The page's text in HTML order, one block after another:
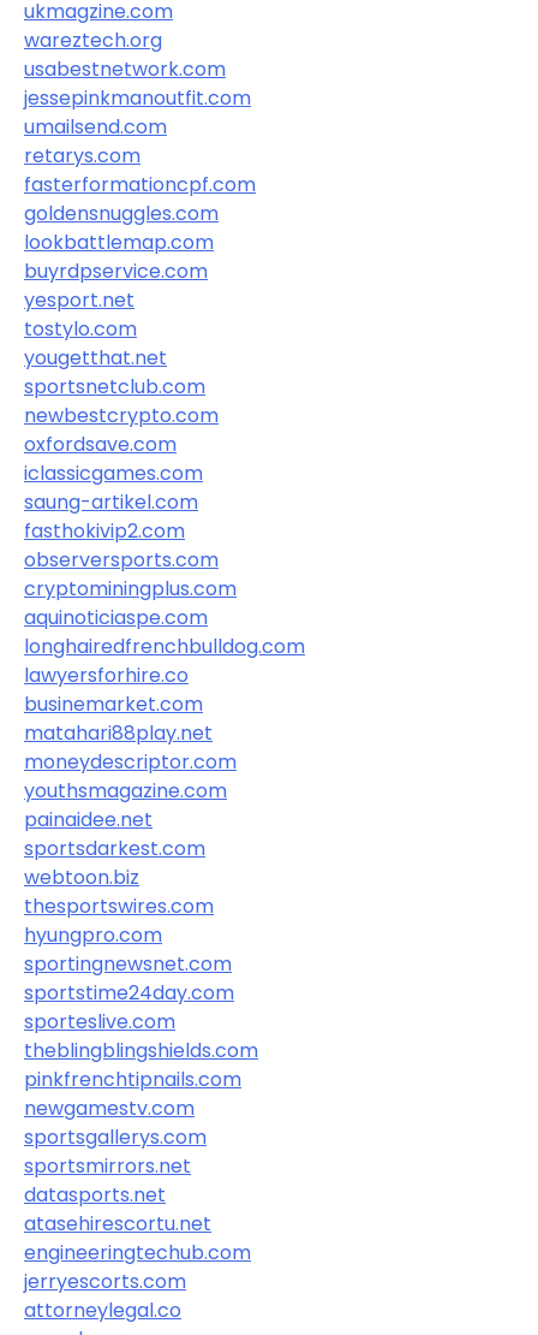
ukmagzine.com
wareztech.org
usabestnetwork.com
jessepinkmanoutfit.com
umailsend.com
retarys.com
fasterformationcpf.com
goldensnuggles.com
lookbattlemap.com
buyrdpservice.com
yesport.net
tostylo.com
yougetthat.net
sportsnetclub.com
newbestcrypto.com
oxfordsave.com
iclassicgames.com
saung-artikel.com
fasthokivip2.com
observersports.com
cryptominingplus.com
aquinoticiaspe.com
longhairedfrenchbulldog.com
lawyersforhire.co
businemarket.com
matahari88play.net
moneydescriptor.com
youthsmagazine.com
painaidee.net
sportsdarkest.com
webtoon.biz
thesportswires.com
hyungpro.com
sportingnewsnet.com
sportstime24day.com
sporteslive.com
theblingblingshields.com
pinkfrenchtipnails.com
newgamestv.com
sportsgallerys.com
sportsmirrors.net
datasports.net
atasehirescortu.net
engineeringtechub.com
jerryescorts.com
attorneylegal.co